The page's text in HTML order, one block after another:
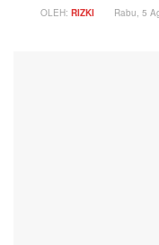
OLEH: RIZKI Rabu, 5